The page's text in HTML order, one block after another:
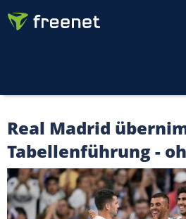
Real Madrid
Tabellenführung -